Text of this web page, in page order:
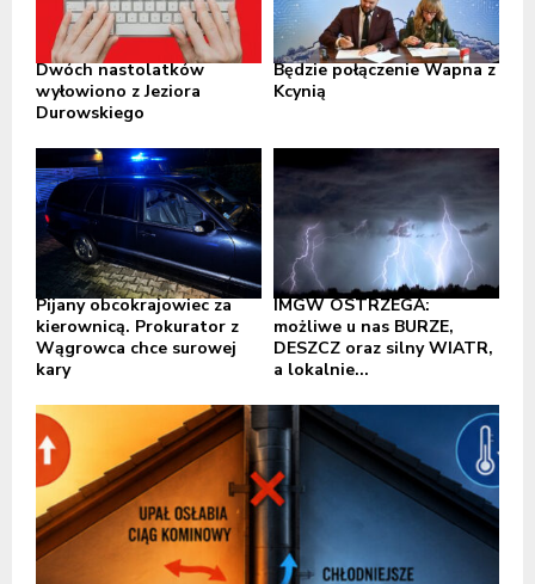
Dwóch nastolatków
wyłowiono z Jeziora
Durowskiego
Będzie połączenie Wapna z
Kcynią
Pijany obcokrajowiec za
kierownicą. Prokurator z
Wągrowca chce surowej
kary
IMGW OSTRZEGA:
możliwe u nas BURZE,
DESZCZ oraz silny WIATR,
a lokalnie...